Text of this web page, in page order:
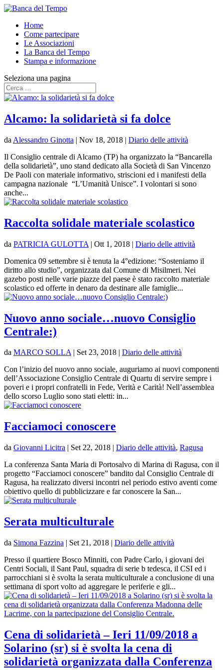
Home
Come partecipare
Le Associazioni
La Banca del Tempo
Stampa e informazione
Seleziona una pagina
Alcamo: la solidarietà si fa dolce
da Alessandro Ginotta | Nov 18, 2018 | Diario delle attività
Il Consiglio centrale di Alcamo (TP) ha organizzato la “Bancarella
della solidarietà”, uno stand dedicato alla Società di San Vincenzo
De Paoli con materiale informativo, striscioni ed i manifesti della
campagna nazionale “L’Umanità Unisce”. I volontari si sono
anche...
Raccolta solidale materiale scolastico
da PATRICIA GULOTTA | Ott 1, 2018 | Diario delle attività
Domenica 09 settembre si è tenuta la 4°edizione: “Sosteniamo il
diritto allo studio”, organizzata dal Comune di Misilmeri. Nei
gazebo posti nelle varie piazze del paese è stato raccolto materiale
scolastico ed offerte in denaro da destinare alle famiglie...
Nuovo anno sociale…nuovo Consiglio
Centrale:)
da MARCO SOLLA| Set 23, 2018 | Diario delle attività
Con l’inizio del nuovo anno sociale, auguriamo ai nuovi componenti
dell’Associazione Consiglio Centrale di Quartu di servire sempre i
poveri e i propri confratelli in Fede, Verità e Carità! Nell’assemblea
dello scorso Luglio sono stati eletti: in...
Facciamoci conoscere
da Giovanni Licitra | Set 22, 2018 | Diario delle attività, Ragusa
La conferenza Santa Maria di Portosalvo di Marina di Ragusa, con il
progetto “Facciamoci conoscere” bandito dal Consiglio Centrale di
Ragusa, ha realizzato diversi incontri nel periodo estivo aventi come
obiettivo quello di pubblicizzare e far conoscere la San...
Serata multiculturale
da Simona Fazzina | Set 21, 2018 | Diario delle attività
Presso il quartiere Bosco Minniti, con Padre Carlo, i giovani dei
Centri Sociali, il Sant Paul, squadra di serie b tedesca, il CSI ed i
parrocchiani si è svolta la serata multiculturale a conclusione di una
settimana di sport volto ad aggregare le periferie e gli...
Cena di solidarietà – Ieri 11/09/2018 a
Solarino (sr) si è svolta la cena di
solidarietà organizzata dalla Conferenza